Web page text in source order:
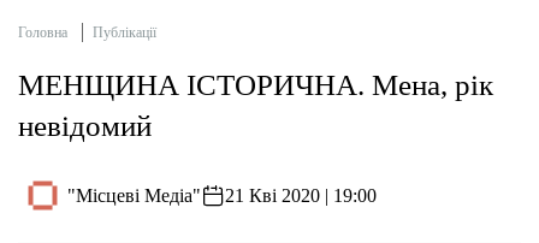
Головна Публікації
МЕНЩИНА ІСТОРИЧНА. Мена, рік
невідомий
"Місцеві Медіа" 21 Кві 2020 | 19:00